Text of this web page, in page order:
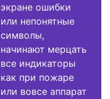
экране ошибки
или непонятные
символы,
начинают мерцать
все индикаторы
как при пожаре
или вовсе аппарат